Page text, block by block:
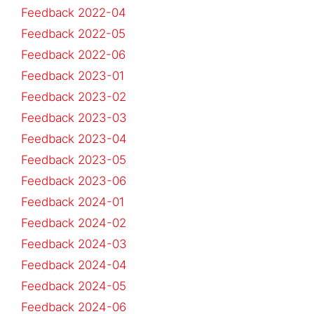
Feedback 2022-04
Feedback 2022-05
Feedback 2022-06
Feedback 2023-01
Feedback 2023-02
Feedback 2023-03
Feedback 2023-04
Feedback 2023-05
Feedback 2023-06
Feedback 2024-01
Feedback 2024-02
Feedback 2024-03
Feedback 2024-04
Feedback 2024-05
Feedback 2024-06